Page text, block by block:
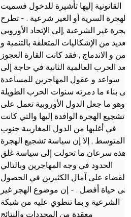
القانونية إليها تأشيرة للدخول فسميت
بالهجرة السرية أو الغير شرعية . - تطرح
غير الشرعية ,إلى الإتحاد الأوروبي
العديد من الإشكاليات المتعلقة بالتنمية و
و الاندماج , فقد كانت القارة العجوز
بعد الحرب العالمية الثانية في حاجة إلى
سواعد و عقول المهاجرين للمساعدة
بناء ما دمرته سنوات الحرب الطويلة
وهو ما جعل الدول الأوروبية تعمل على
تشجيع الهجرة الوافدة إليها والتي كانت
في أغلبها من الدول المغاربية جنوب
المتوسط , إلا إن سياسة تشجيع الهجرة
هذه سرعان ما تحولت إلى سياسة غلق
الحدود في وجه المهاجرين وبالتالي
القضاء على آمال الكثيرين في الحصول
على حياة أفضل . - إن موضوع الهجر غير
الشرعية و بما تنطوي عليه من شبكة
معقدة من المحددات والنتائج